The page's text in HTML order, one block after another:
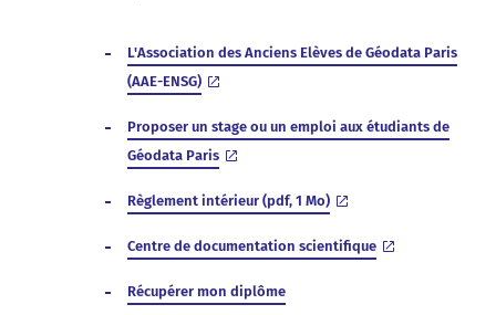
L'Association des Anciens Elèves de Géodata Paris
(AAE-ENSG)
Proposer un stage ou un emploi aux étudiants de
Géodata Paris
Règlement intérieur (pdf, 1 Mo)
Centre de documentation scientifique
Récupérer mon diplôme